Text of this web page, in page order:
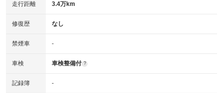
走行距離 3.4万km
修復歴 なし
禁煙車 -
車検 車検整備付 ?
記録簿 -